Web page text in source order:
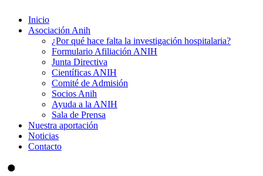
Inicio
Asociación Anih
¿Por qué hace falta la investigación hospitalaria?
Formulario Afiliación ANIH
Junta Directiva
Científicas ANIH
Comité de Admisión
Socios Anih
Ayuda a la ANIH
Sala de Prensa
Nuestra aportación
Noticias
Contacto